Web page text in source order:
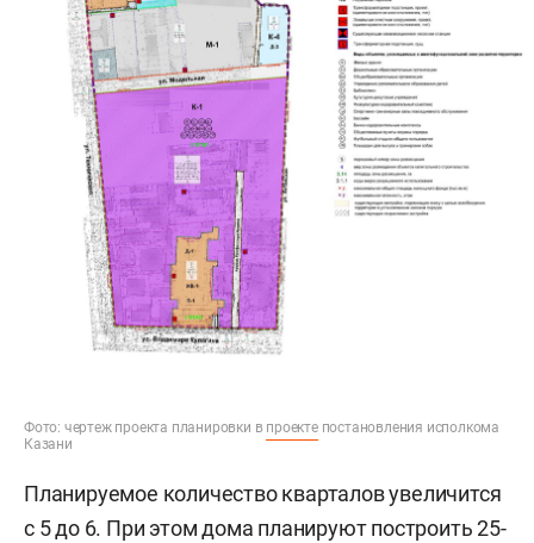
Фото: чертеж проекта планировки в проектепостановления исполкома
Казани
Планируемое количество кварталов увеличится
с 5 до 6. При этом дома планируют построить 25-